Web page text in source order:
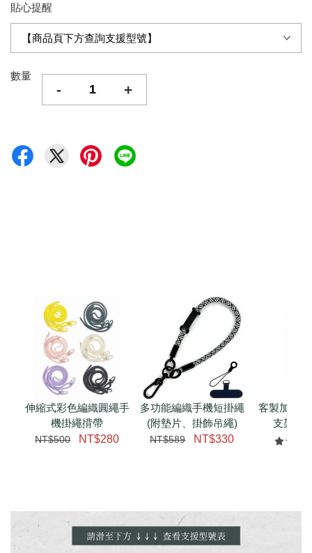
貼心提醒
數量
- +
伸縮式彩色編織圓繩手
機掛繩揹帶
NT$500 NT$280
多功能編織手機短掛繩
(附墊片、掛飾吊繩)
NT$589 NT$330
客製加購
支架 腕